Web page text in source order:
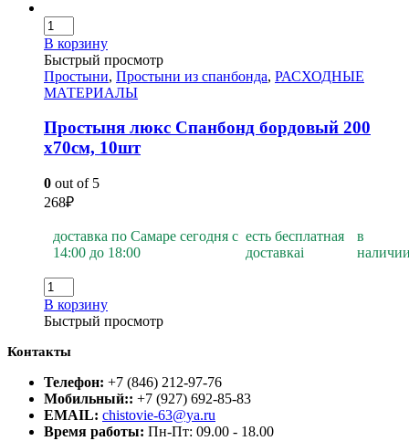
В корзину
Быстрый просмотр
Простыни, Простыни из спанбонда, РАСХОДНЫЕ
МАТЕРИАЛЫ
Простыня люкс Спанбонд бордовый 200
х70см, 10шт
0 out of 5
268₽
доставка по Самаре сегодня с
14:00 до 18:00
есть бесплатная
доставкаi
в
В корзину
Быстрый просмотр
Контакты
Телефон: +7 (846) 212-97-76
Мобильный:: +7 (927) 692-85-83
EMAIL: chistovie-63@ya.ru
Время работы: Пн-Пт: 09.00 - 18.00